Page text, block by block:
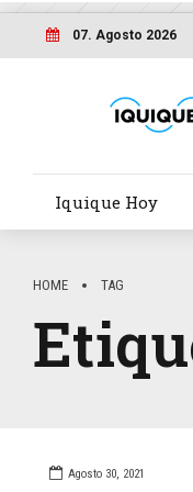
07. Agosto 2026
Iquique Hoy
HOME TAG
Agosto 30, 2021